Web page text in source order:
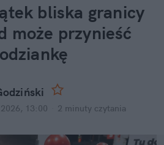
bliska granicy
może przynieść
13:00 2 minuty czytania